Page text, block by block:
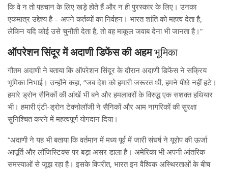
कि वे न तो पहचान के लिए खड़े होते हैं और न ही पुरस्कार के लिए। उनका
एकमात्र उद्देश्य है – अपने कर्तव्यों का निर्वहन। भारत शांति को महत्व देता है,
लेकिन यदि कोई उसे चुनौती देता है, तो वह माकूल जवाब देना भी जानता है।”
ऑपरेशन सिंदूर में अदाणी डिफेंस की अहमभूमिका
गौतम अदाणी ने बताया कि ऑपरेशन सिंदूर के दौरान अदाणी डिफेंस ने सक्रिय
भूमिका निभाई। उन्होंने कहा, “जब देश को हमारी जरूरत थी, हमने पीछे नहीं हटे।
हमारे ड्रोन सैनिकों की आंखें भी बने और हमलावरों के विरुद्ध एक सशक्त हथियार
भी। हमारी एंटी-ड्रोन टेक्नोलॉजी ने सैनिकों और आम नागरिकों की सुरक्षा
सुनिश्चित करने में महत्वपूर्ण योगदान दिया।
“अदाणी ने यह भी बताया कि वर्तमान में मध्य पूर्व में जारी संघर्ष ने यूरोप की ऊर्जा
आपूर्ति और लॉजिस्टिक्स पर बड़ा असर डाला है। अमेरिका भी अपनी आंतरिक
समस्याओं से जूझ रहा है। इसके विपरीत, भारत इन वैश्विक अस्थिरताओं के बीच